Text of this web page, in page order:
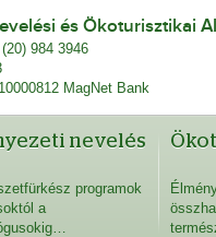
és Ökoturisztikai
984 3946
MagNet Bank
nevelés
programok
a